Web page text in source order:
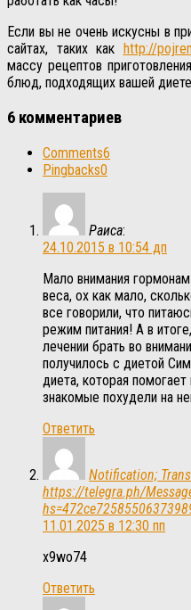
Если вы не очень искусны в
сайтах, таких как http://
массу рецептов
блюд, подходящих вашей
6 комментариев
Comments6
Pingbacks0
Раиса:
24.10.2015 в 10:54 дп
Мало внимания
веса, ох как мало,
все говорили, что
режим питания! А в
лечении брать во
получилось с диетой
диета, которая
знакомые похудели на
Ответить
Notification;
https://telegra.ph/
11.01.2025 в 12:30 пп
x9wo74
Ответить